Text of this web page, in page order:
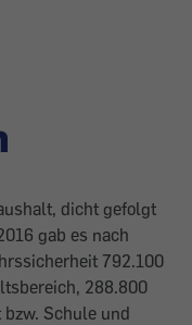
dicht gefolgt
gab es nach
792.100
288.800
Schule und